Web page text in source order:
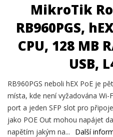
MikroTik
RB960PGS,
CPU, 128 MB
USB,
RB960PGS neboli hEX PoE je
místa, kde není vyžadována Wi-
port a jeden SFP slot pro
jako POE Out mohou napájet
napětím jakým na...
Další